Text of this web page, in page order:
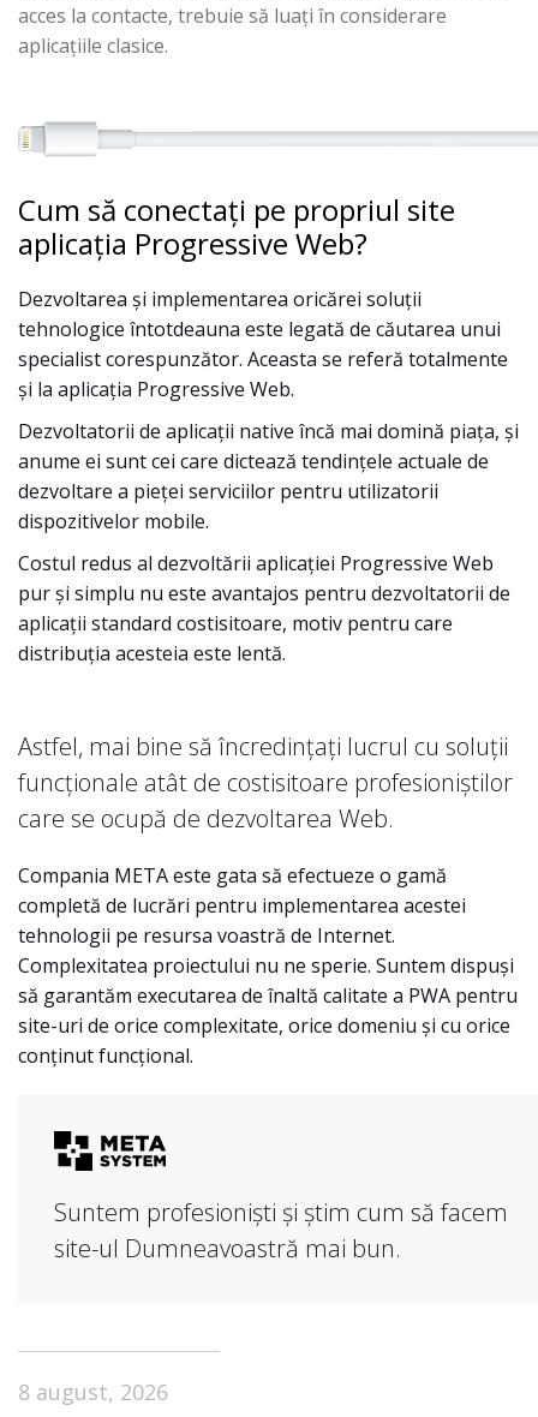
acces la contacte, trebuie să luați în considerare
aplicațiile clasice.
Cum să conectați pe propriul site
aplicația Progressive Web?
Dezvoltarea și implementarea oricărei soluții
tehnologice întotdeauna este legată de căutarea unui
specialist corespunzător. Aceasta se referă totalmente
și la aplicația Progressive Web.
Dezvoltatorii de aplicații native încă mai domină piața, și
anume ei sunt cei care dictează tendințele actuale de
dezvoltare a pieței serviciilor pentru utilizatorii
dispozitivelor mobile.
Costul redus al dezvoltării aplicației Progressive Web
pur și simplu nu este avantajos pentru dezvoltatorii de
aplicații standard costisitoare, motiv pentru care
distribuția acesteia este lentă.
Astfel, mai bine să încredințați lucrul cu soluții
funcționale atât de costisitoare profesioniștilor
care se ocupă de dezvoltarea Web.
Compania META este gata să efectueze o gamă
completă de lucrări pentru implementarea acestei
tehnologii pe resursa voastră de Internet.
Complexitatea proiectului nu ne sperie. Suntem dispuși
să garantăm executarea de înaltă calitate a PWA pentru
site-uri de orice complexitate, orice domeniu și cu orice
conținut funcțional.
Suntem profesioniști și știm cum să facem
site-ul Dumneavoastră mai bun.
8 august, 2026